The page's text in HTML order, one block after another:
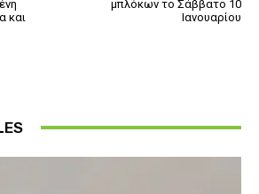
και
μπλόκων το Σάββατο 10
Ιανουαρίου